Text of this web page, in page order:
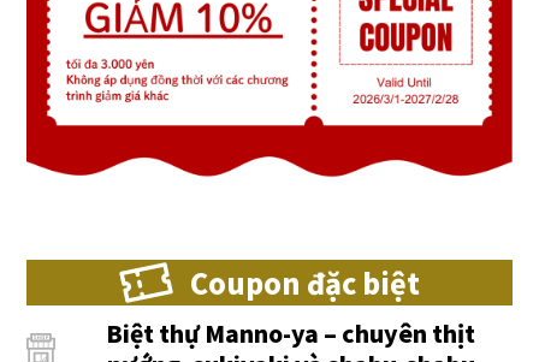
Coupon đặc biệt
Biệt thự Manno-ya – chuyên thịt